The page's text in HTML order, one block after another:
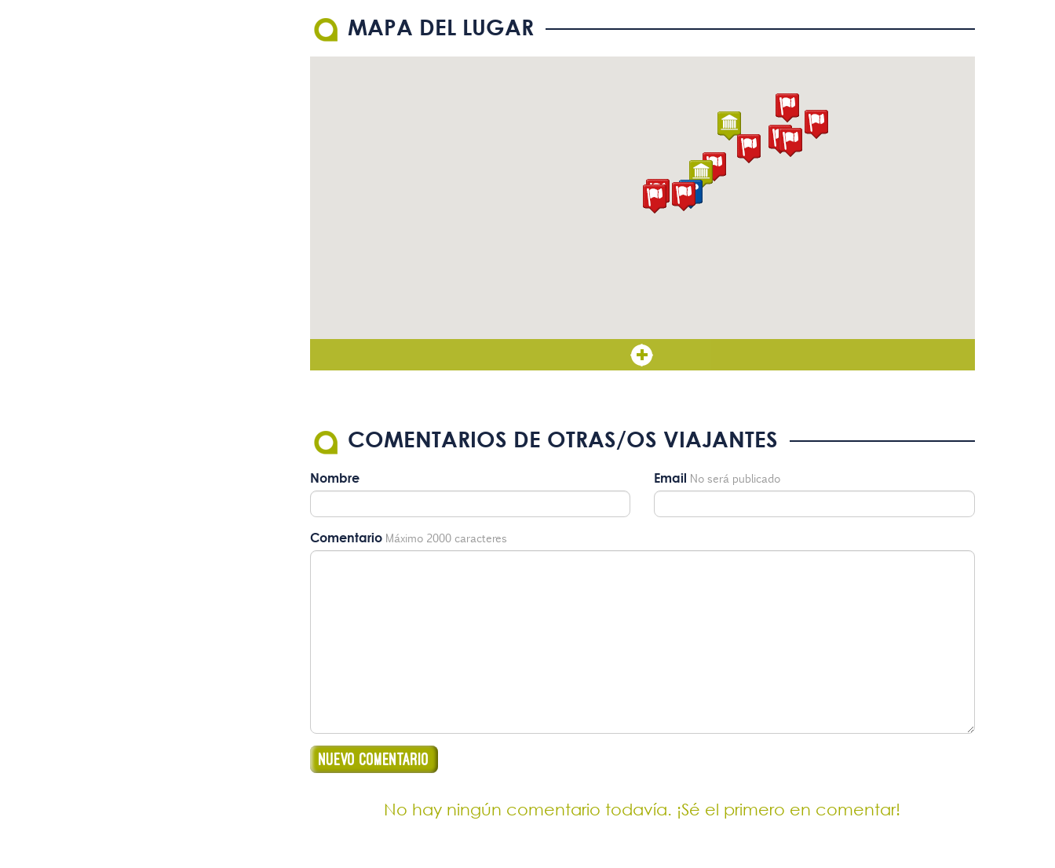
MAPA DEL LUGAR
COMENTARIOS DE OTRAS/OS VIAJANTES
Nombre Email No será publicado
Comentario Máximo 2000 caracteres
No hay ningún comentario todavía. ¡Sé el primero en comentar!